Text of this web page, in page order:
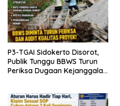
P3-TGAI Sidokerto Disorot,
Publik Tunggu BBWS Turun
Periksa Dugaan Kejanggalan